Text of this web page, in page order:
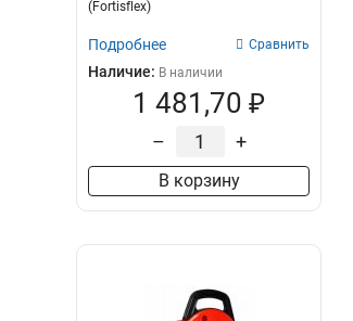
(Fortisflex)
Подробнее Сравнить
Наличие: В наличии
1 481,70 ₽
– +
В корзину